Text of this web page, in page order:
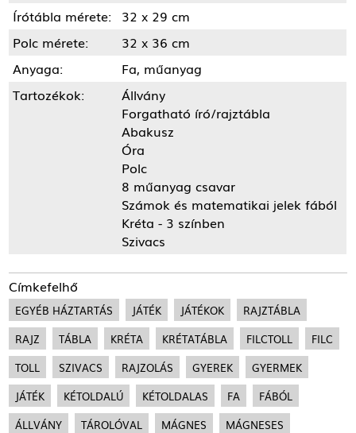
Írótábla mérete:
32 x 29 cm
Polc mérete:
32 x 36 cm
Anyaga:
Fa, műanyag
Tartozékok:
Állvány
Forgatható író/rajztábla
Abakusz
Óra
Polc
8 műanyag csavar
Számok és matematikai jelek fából
Kréta - 3 színben
Szivacs
Címkefelhő
EGYÉB HÁZTARTÁS JÁTÉK JÁTÉKOK
RAJZTÁBLA
RAJZ
TÁBLA KRÉTA KRÉTATÁBLA FILCTOLL
FILC
TOLL
SZIVACS RAJZOLÁS GYEREK
GYERMEK
JÁTÉK
KÉTOLDALÚ KÉTOLDALAS FA
FÁBÓL
ÁLLVÁNY
TÁROLÓVAL MÁGNES
MÁGNESES